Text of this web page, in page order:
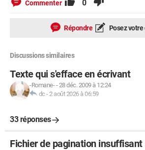
Commenter 0
Répondre Posez
Discussions similaires
Texte qui s'efface en écrivant
-Romane--28 déc. 2009 à 12:24
dc -2 août 2026 à 06:59
33 réponses
Fichier de pagination insuffisant